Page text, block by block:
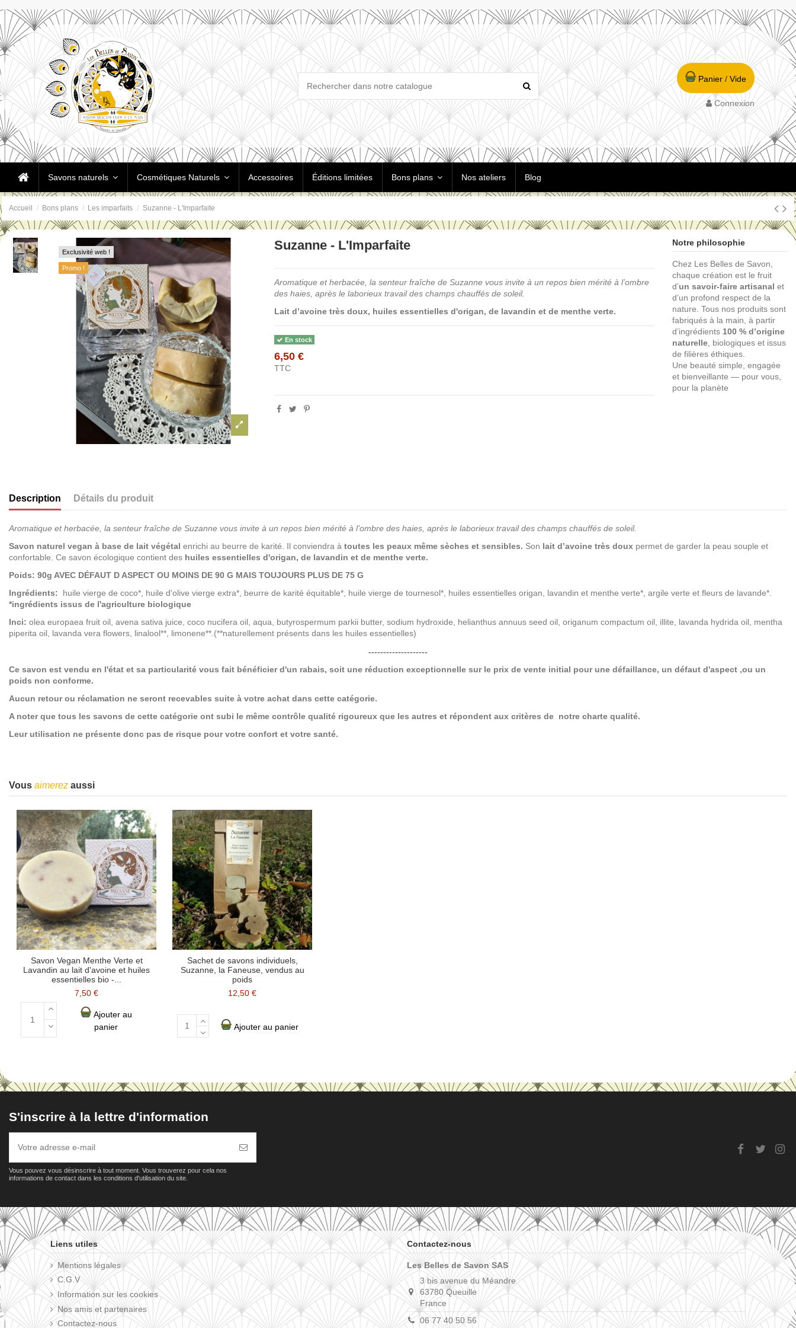
Panier / Vide
Connexion
Savons naturels Cosmétiques Naturels Accessoires Éditions limitées Bons plans Nos ateliers Blog
Accueil Bons plans Les imparfaits Suzanne - L'Imparfaite
Exclusivité web !
Promo !
Suzanne - L'Imparfaite
Aromatique et herbacée, la senteur fraîche de Suzanne vous invite à un repos bien mérité à l’ombre
des haies, après le laborieux travail des champs chauffés de soleil.
Lait d’avoine très doux, huiles essentielles d'origan, de lavandin et de menthe verte.
En stock
6,50 €
TTC
Notre philosophie
Chez Les Belles de Savon,
chaque création est le fruit
d’un savoir-faire artisanal et
d’un profond respect de la
nature. Tous nos produits sont
fabriqués à la main, à partir
d’ingrédients 100 % d’origine
naturelle, biologiques et issus
de filières éthiques.
Une beauté simple, engagée
et bienveillante — pour vous,
pour la planète
Description Détails du produit
Aromatique et herbacée, la senteur fraîche de Suzanne vous invite à un repos bien mérité à l’ombre des haies, après le laborieux travail des champs chauffés de soleil.
Savon naturel vegan à base de lait végétal enrichi au beurre de karité. Il conviendra à toutes les peaux même sèches et sensibles. Son lait d’avoine très doux permet de garder la peau souple et
confortable. Ce savon écologique contient des huiles essentielles d'origan, de lavandin et de menthe verte.
Poids: 90g AVEC DÉFAUT D ASPECT OU MOINS DE 90 G MAIS TOUJOURS PLUS DE 75 G
Ingrédients: huile vierge de coco*, huile d'olive vierge extra*, beurre de karité équitable*, huile vierge de tournesol*, huiles essentielles origan, lavandin et menthe verte*, argile verte et fleurs de lavande*.
*ingrédients issus de l'agriculture biologique
Inci: olea europaea fruit oil, avena sativa juice, coco nucifera oil, aqua, butyrospermum parkii butter, sodium hydroxide, helianthus annuus seed oil, origanum compactum oil, illite, lavanda hydrida oil, mentha
piperita oil, lavanda vera flowers, linalool**, limonene**.(**naturellement présents dans les huiles essentielles)
--------------------
Ce savon est vendu en l'état et sa particularité vous fait bénéficier d'un rabais, soit une réduction exceptionnelle sur le prix de vente initial pour une défaillance, un défaut d'aspect ,ou un
poids non conforme.
Aucun retour ou réclamation ne seront recevables suite à votre achat dans cette catégorie.
A noter que tous les savons de cette catégorie ont subi le même contrôle qualité rigoureux que les autres et répondent aux critères de notre charte qualité.
Leur utilisation ne présente donc pas de risque pour votre confort et votre santé.
Vous aimerez aussi
Savon Vegan Menthe Verte et
Lavandin au lait d'avoine et huiles
essentielles bio -...
7,50 €
Ajouter au
panier
Sachet de savons individuels,
Suzanne, la Faneuse, vendus au
poids
12,50 €
Ajouter au panier
S'inscrire à la lettre d'information
Vous pouvez vous désinscrire à tout moment. Vous trouverez pour cela nos
informations de contact dans les conditions d'utilisation du site.
Liens utiles
Mentions légales
C.G.V
Information sur les cookies
Nos amis et partenaires
Contactez-nous
Contactez-nous
Les Belles de Savon SAS
3 bis avenue du Méandre
63780 Queuille
France
06 77 40 50 56